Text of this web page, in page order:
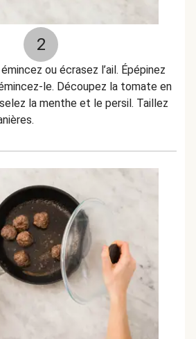
2
ou écrasez l’ail. Épépinez
le. Découpez la tomate en
la menthe et le persil. Taillez